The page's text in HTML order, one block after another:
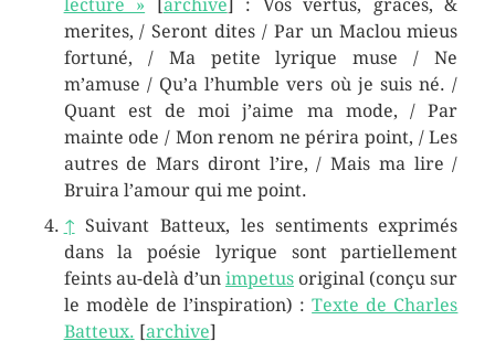
lecture » [archive] : Vos vertus, graces, &
merites, / Seront dites / Par un Maclou mieus
fortuné, / Ma petite lyrique muse / Ne
m’amuse / Qu’a l’humble vers où je suis né. /
Quant est de moi j’aime ma mode, / Par
mainte ode / Mon renom ne périra point, / Les
autres de Mars diront l’ire, / Mais ma lire /
Bruira l’amour qui me point.
↑ Suivant Batteux, les sentiments exprimés
dans la poésie lyrique sont partiellement
feints au-delà d’un impetus original (conçu sur
le modèle de l’inspiration) :Texte de Charles
Batteux. [archive]